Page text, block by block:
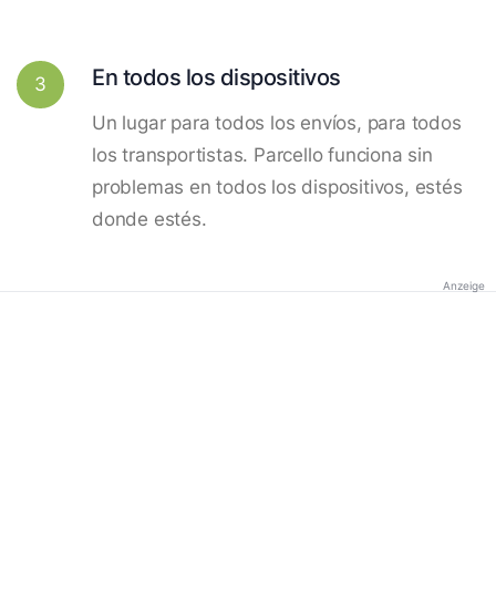
3 En todos los dispositivos
Un lugar para todos los envíos, para todos
los transportistas. Parcello funciona sin
problemas en todos los dispositivos, estés
donde estés.
Anzeige